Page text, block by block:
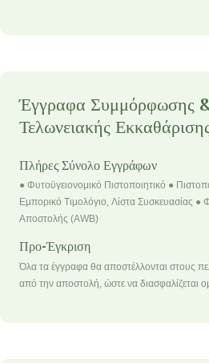
Έγγραφα Συμμόρφωσης
Τελωνειακής
Πλήρες Σύνολο Εγγράφων
● Φυτοϋγειονομικό Πιστοποιητικό ●
Εμπορικό Τιμολόγιο, Λίστα Συσκευασίας ●
Αποστολής (AWB)
Προ-Έγκριση
Όλα τα έγγραφα θα αποστέλλονται στους
από την αποστολή, ώστε να διασφαλίζεται